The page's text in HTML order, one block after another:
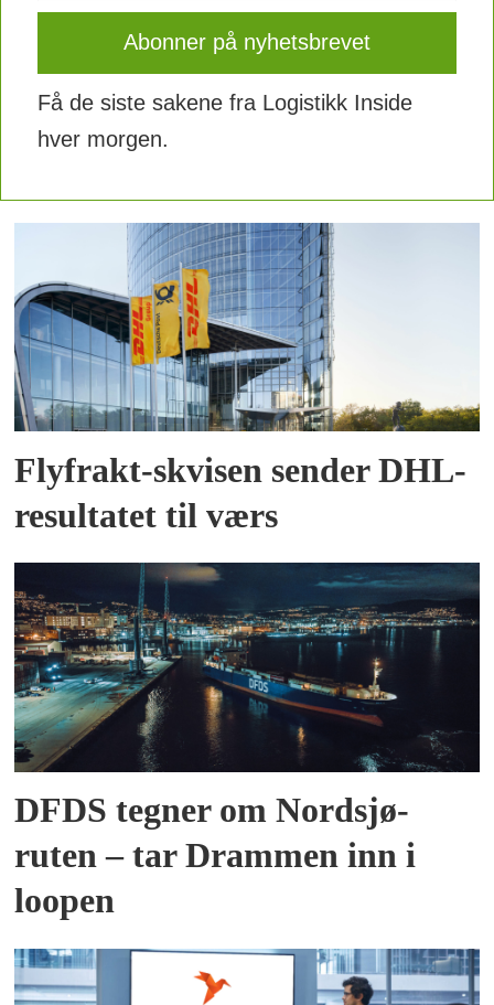
Få de siste sakene fra Logistikk Inside
hver morgen.
Flyfrakt-skvisen sender DHL-
resultatet til værs
DFDS tegner om Nordsjø-
ruten – tar Drammen inn i
loopen